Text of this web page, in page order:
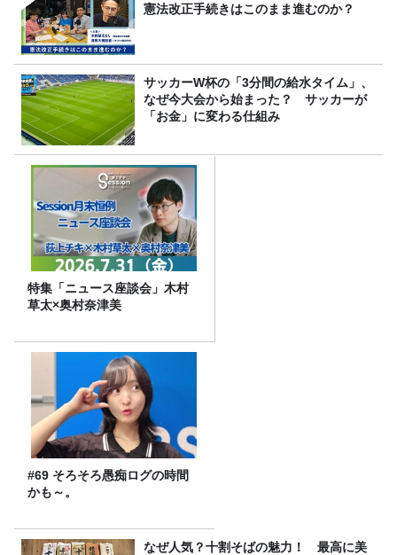
憲法改正手続きはこのまま進むのか？
サッカーW杯の「3分間の給水タイム」、
なぜ今大会から始まった？ サッカーが
「お金」に変わる仕組み
特集「ニュース座談会」木村
草太×奥村奈津美
#69 そろそろ愚痴ログの時間
かも～。
なぜ人気？十割そばの魅力！ 最高に美